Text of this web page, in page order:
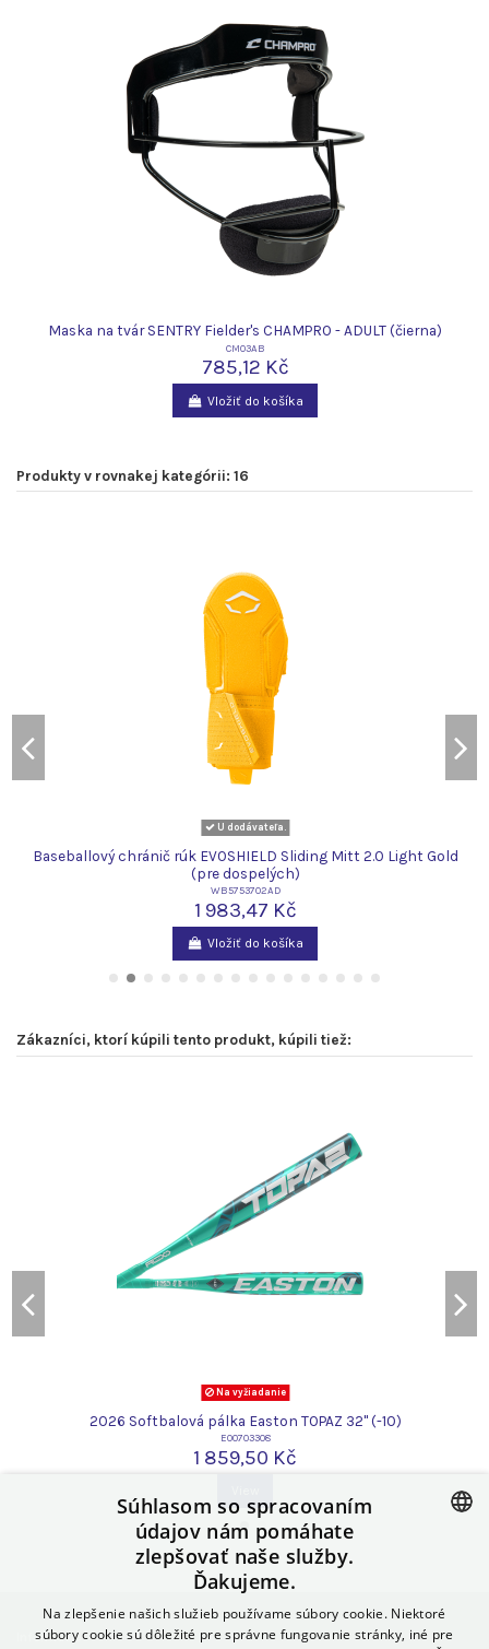
Maska na tvár SENTRY Fielder's CHAMPRO - ADULT (čierna)
CM03AB
785,12 Kč
Vložiť do košíka
Produkty v rovnakej kategórii: 16
U dodávateľa.
Baseballový chránič rúk EVOSHIELD Sliding Mitt 2.0 Light Gold
(pre dospelých)
WB5753702AD
1 983,47 Kč
Vložiť do košíka
Zákazníci, ktorí kúpili tento produkt, kúpili tiež:
Na vyžiadanie
2026 Softbalová pálka Easton TOPAZ 32" (-10)
E00703308
1 859,50 Kč
Informácie POLISH
Súhlasom so spracovaním
údajov nám pomáhate
zlepšovať naše služby.
Ďakujeme.
Na zlepšenie našich služieb používame súbory cookie. Niektoré
súbory cookie sú dôležité pre správne fungovanie stránky, iné pre